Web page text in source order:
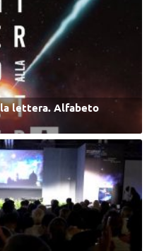
lettera. Alfabeto